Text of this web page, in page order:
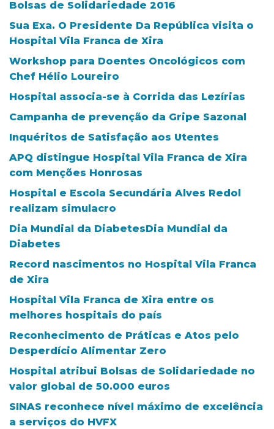
Bolsas de Solidariedade 2016
Sua Exa. O Presidente Da República visita o
Hospital Vila Franca de Xira
Workshop para Doentes Oncológicos com
Chef Hélio Loureiro
Hospital associa-se à Corrida das Lezírias
Campanha de prevenção da Gripe Sazonal
Inquéritos de Satisfação aos Utentes
APQ distingue Hospital Vila Franca de Xira
com Menções Honrosas
Hospital e Escola Secundária Alves Redol
realizam simulacro
Dia Mundial da DiabetesDia Mundial da
Diabetes
Record nascimentos no Hospital Vila Franca
de Xira
Hospital Vila Franca de Xira entre os
melhores hospitais do país
Reconhecimento de Práticas e Atos pelo
Desperdício Alimentar Zero
Hospital atribui Bolsas de Solidariedade no
valor global de 50.000 euros
SINAS reconhece nível máximo de excelência
a serviços do HVFX